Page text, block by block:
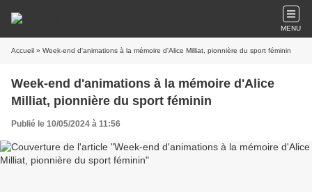
MENU
Accueil » Week-end d'animations à la mémoire d'Alice Milliat, pionnière du sport féminin
Week-end d'animations à la mémoire d'Alice
Milliat, pionnière du sport féminin
Publié le 10/05/2024 à 11:56